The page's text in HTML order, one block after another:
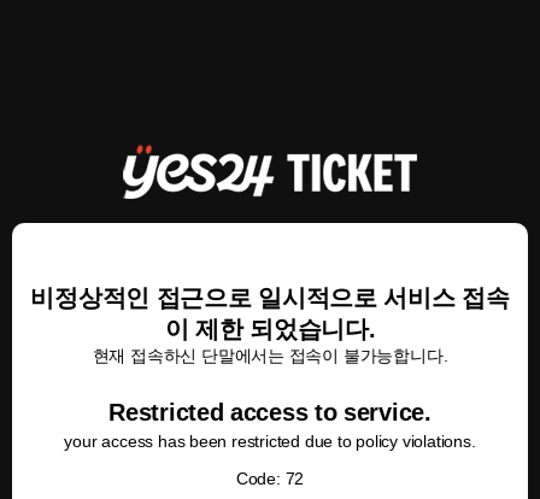
비정상적인 접근으로 일시적으로 서비스 접속
이 제한 되었습니다.
현재 접속하신 단말에서는 접속이 불가능합니다.
Restricted access to service.
your access has been restricted due to policy violations.
Code: 72